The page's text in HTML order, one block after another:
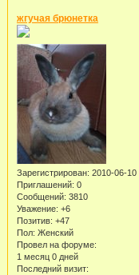
жгучая брюнетка
Зарегистрирован: 2010-06-10
Приглашений: 0
Сообщений: 3810
Уважение: +6
Позитив: +47
Пол: Женский
Провел на форуме:
1 месяц 0 дней
Последний визит: